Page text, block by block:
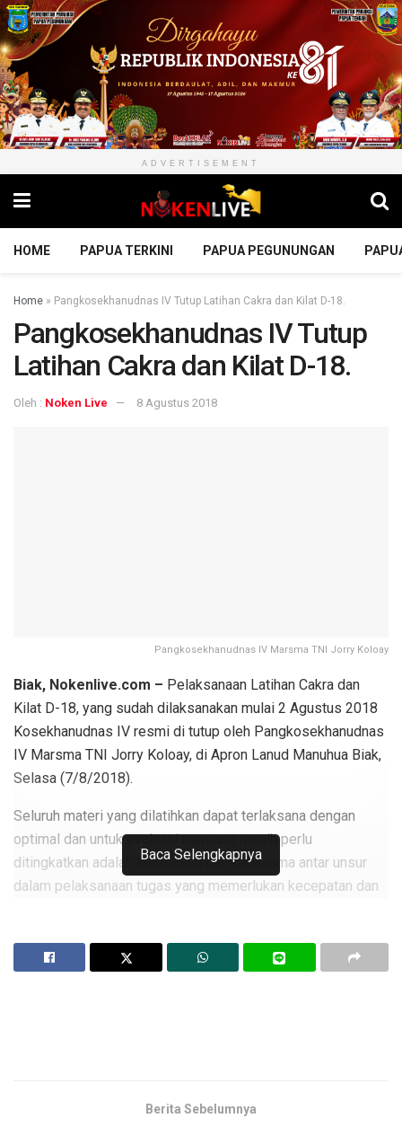
ADVERTISEMENT
HOME PAPUA TERKINI PAPUA PEGUNUNGAN
Home » Pangkosekhanudnas IV Tutup Latihan Cakra dan Kilat D-18.
Pangkosekhanudnas IV Tutup
Latihan Cakra dan Kilat D-18.
Oleh : Noken Live 8 Agustus 2018
Pangkosekhanudnas IV Marsma TNI Jorry Koloay
Biak, Nokenlive.com – Pelaksanaan Latihan Cakra dan
Kilat D-18, yang sudah dilaksanakan mulai 2 Agustus 2018
Kosekhanudnas IV resmi di tutup oleh Pangkosekhanudnas
IV Marsma TNI Jorry Koloay, di Apron Lanud Manuhua Biak,
Selasa (7/8/2018).
Seluruh materi yang dilatihkan dapat terlaksana dengan
optimal dan untuk evaluasi memang masih perlu
ditingkatkan adalah koordinasi dan kerjasama antar unsur
dalam pelaksanaan tugas yang memerlukan kecepatan dan
Koloay.
Menurut Pangkosek dengan adanya latihan ini bisa kita lihat
Baca Selengkapnya
Berita Sebelumnya